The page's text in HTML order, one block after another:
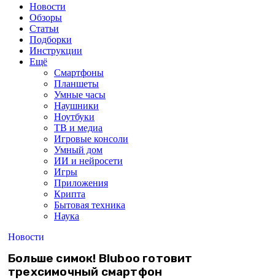
Новости
Обзоры
Статьи
Подборки
Инструкции
Ещё
Смартфоны
Планшеты
Умные часы
Наушники
Ноутбуки
ТВ и медиа
Игровые консоли
Умный дом
ИИ и нейросети
Игры
Приложения
Крипта
Бытовая техника
Наука
Новости
Больше симок! Bluboo готовит
трехсимочный смартфон